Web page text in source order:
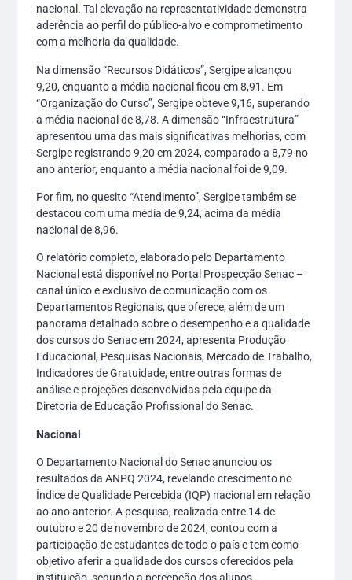
nacional. Tal elevação na representatividade demonstra
aderência ao perfil do público-alvo e comprometimento
com a melhoria da qualidade.
Na dimensão “Recursos Didáticos”, Sergipe alcançou
9,20, enquanto a média nacional ficou em 8,91. Em
“Organização do Curso”, Sergipe obteve 9,16, superando
a média nacional de 8,78. A dimensão “Infraestrutura”
apresentou uma das mais significativas melhorias, com
Sergipe registrando 9,20 em 2024, comparado a 8,79 no
ano anterior, enquanto a média nacional foi de 9,09.
Por fim, no quesito “Atendimento”, Sergipe também se
destacou com uma média de 9,24, acima da média
nacional de 8,96.
O relatório completo, elaborado pelo Departamento
Nacional está disponível no Portal Prospecção Senac –
canal único e exclusivo de comunicação com os
Departamentos Regionais, que oferece, além de um
panorama detalhado sobre o desempenho e a qualidade
dos cursos do Senac em 2024, apresenta Produção
Educacional, Pesquisas Nacionais, Mercado de Trabalho,
Indicadores de Gratuidade, entre outras formas de
análise e projeções desenvolvidas pela equipe da
Diretoria de Educação Profissional do Senac.
Nacional
O Departamento Nacional do Senac anunciou os
resultados da ANPQ 2024, revelando crescimento no
Índice de Qualidade Percebida (IQP) nacional em relação
ao ano anterior. A pesquisa, realizada entre 14 de
outubro e 20 de novembro de 2024, contou com a
participação de estudantes de todo o país e tem como
objetivo aferir a qualidade dos cursos oferecidos pela